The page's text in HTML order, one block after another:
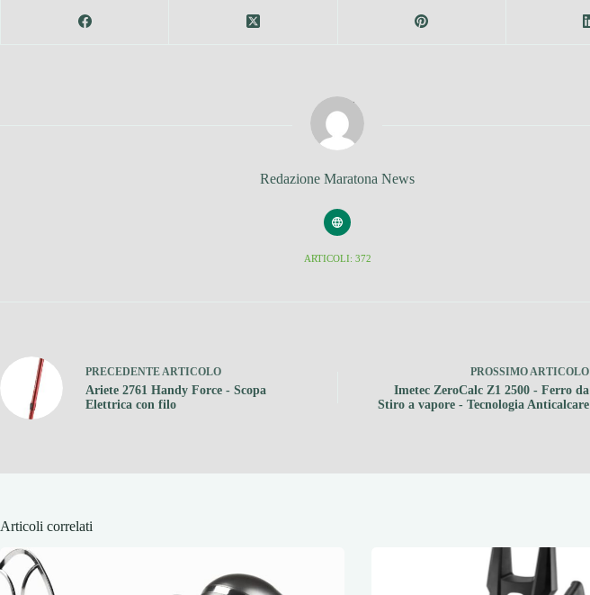
Redazione Maratona News
ARTICOLI: 372
PRECEDENTEARTICOLO
Ariete 2761 Handy Force - Scopa
Elettrica con filo
PROSSIMOARTICOLO
Imetec ZeroCalc Z1 2500 - Ferro da
Stiro a vapore - Tecnologia Anticalcare
Articoli correlati